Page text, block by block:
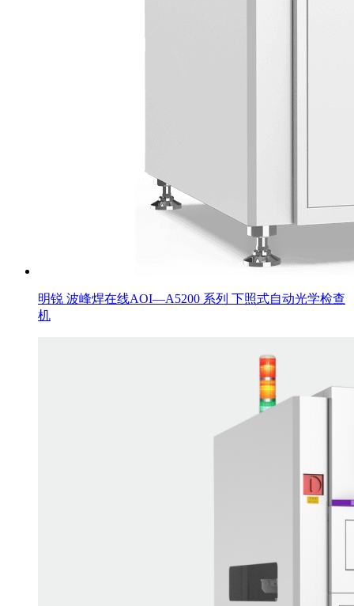
明锐 波峰焊在线AOI—A5200 系列 下照式自动光学检查
机